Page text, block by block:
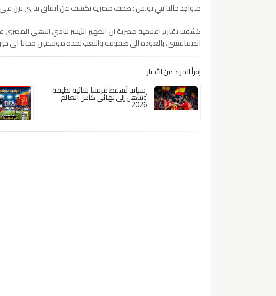
متواجد حاليا في تونس : صحف مصرية تكشف عن اتفاق سري بين علي
كشفت تقارير اعلامية مصرية ان الظهير الأيسر لنادي الاهلي
الصفاقسي، بالعودة الى صفوفه واللعب لمدة موسمين مجانا الى حين
إقرأ المزيد من الأخبار
إسبانيا تُسقط فرنسا بثنائية نظيفة
وتتأهل إلى نهائي كأس العالم
2026